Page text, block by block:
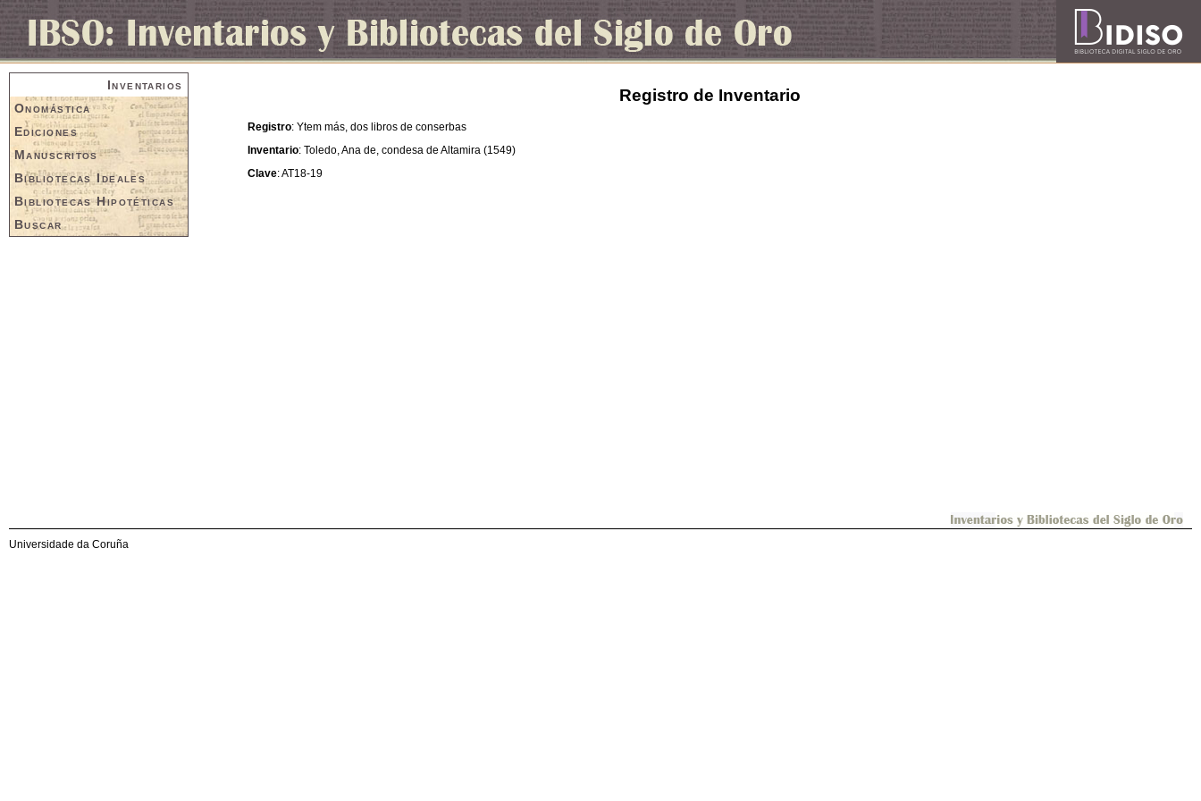
Inventarios
Onomástica
Ediciones
Manuscritos
Bibliotecas Ideales
Bibliotecas Hipotéticas
Buscar
Registro de Inventario
Registro: Ytem más, dos libros de conserbas
Inventario: Toledo, Ana de, condesa de Altamira (1549)
Clave: AT18-19
Universidade da Coruña